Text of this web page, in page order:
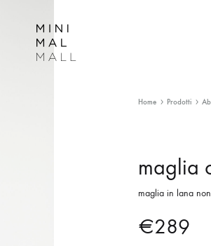
Home Prodotti
maglia
maglia in lana
€289